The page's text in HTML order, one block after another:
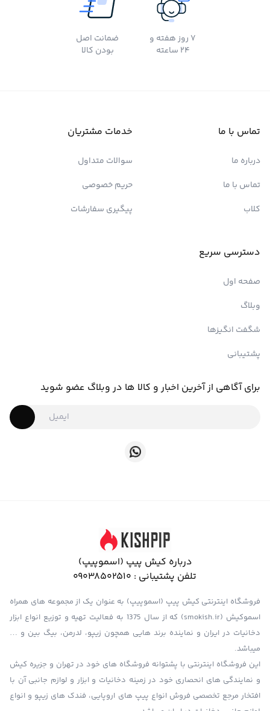
7 روز هفته و
24 ساعته
ضمانت اصل
بودن کالا
تماس با ما
درباره ما
تماس با ما
کلاب
خدمات مشتریان
سوالات متداول
حریم خصوصی
پیگیری سفارشات
دسترسی سریع
صفحه اول
وبلاگ
شگفت انگیزها
پشتیبانی
برای آگاهی از آخرین اخبار و کالا ها در وبلاگ عضو شوید
درباره کیش پیپ (اسموپیپ)
تلفن پشتیبانی : 09038502510
فروشگاه اینترنتی کیش پیپ (اسموپیپ) به عنوان یک از مجموعه های همراه
اسموکیش (smokish.ir) که از سال 1375 به فعالیت تهیه و توزیع انواع ابزار
دخانیات در ایران و نماینده برند هایی همچون زیپو، لدرمن، بیگ بین و …
میباشد.
این فروشگاه اینترنتی با پشتوانه فروشگاه های خود در تهران و جزیره کیش
و نمایندگی های انحصاری خود در زمینه دخانیات و ابزار و لوازم جانبی آن با
افتخار مرجع تخصصی فروش انواع پیپ های اروپایی، فندک های زیپو و انواع